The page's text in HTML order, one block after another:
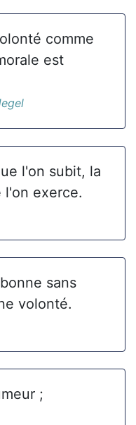
comme
est
l'on subit, la
exerce.
sans
volonté.
;